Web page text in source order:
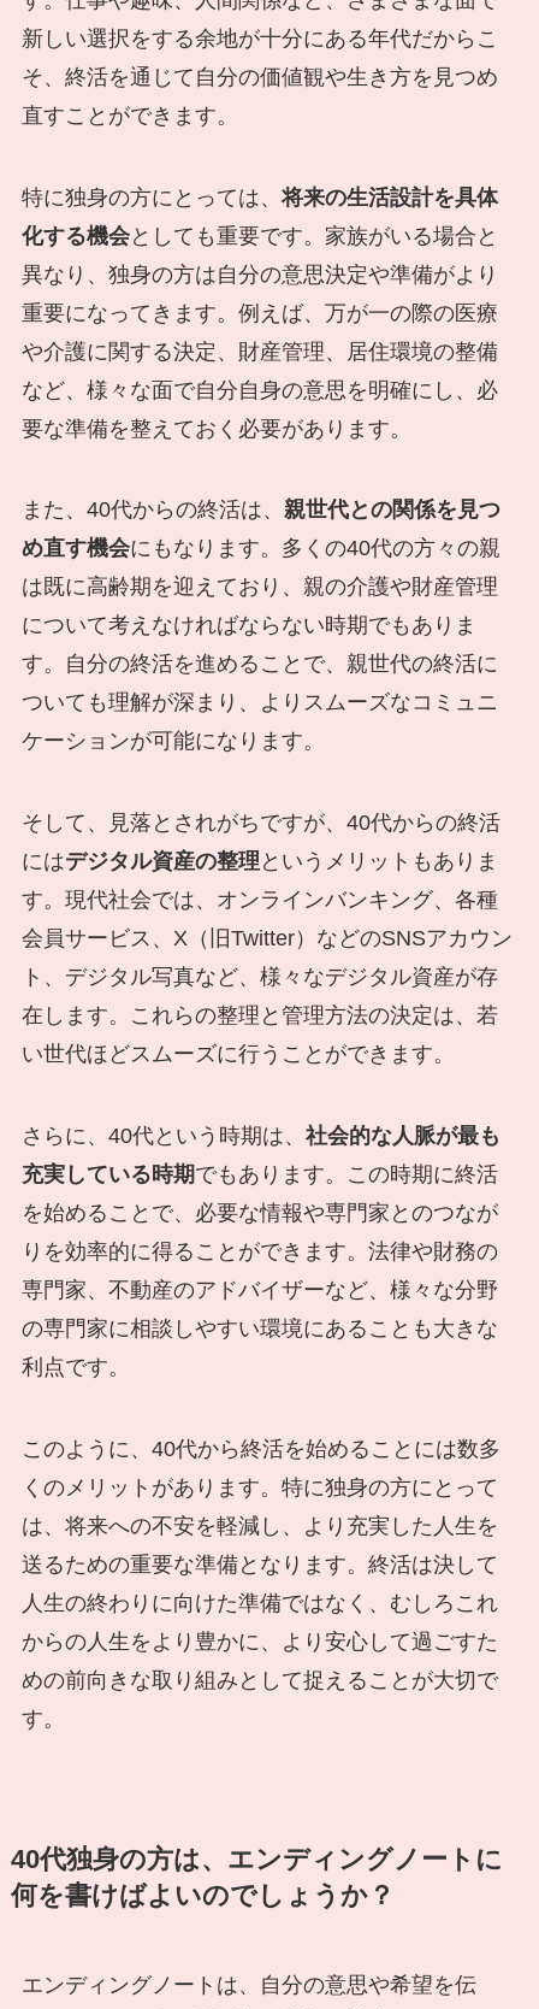
新しい選択をする余地が十分にある年代だからこ
そ、終活を通じて自分の価値観や生き方を見つめ
直すことができます。
特に独身の方にとっては、 将来の生活設計を具体
化する機会としても重要です。家族がいる場合と
異なり、独身の方は自分の意思決定や準備がより
重要になってきます。例えば、万が一の際の医療
や介護に関する決定、財産管理、居住環境の整備
など、様々な面で自分自身の意思を明確にし、必
要な準備を整えておく必要があります。
また、40代からの終活は、 親世代との関係を見つ
め直す機会にもなります。多くの40代の方々の親
は既に高齢期を迎えており、親の介護や財産管理
について考えなければならない時期でもありま
す。自分の終活を進めることで、親世代の終活に
ついても理解が深まり、よりスムーズなコミュニ
ケーションが可能になります。
そして、見落とされがちですが、40代からの終活
にはデジタル資産の整理 というメリットもありま
す。現代社会では、オンラインバンキング、各種
会員サービス、X（旧Twitter）などのSNSアカウン
ト、デジタル写真など、様々なデジタル資産が存
在します。これらの整理と管理方法の決定は、若
い世代ほどスムーズに行うことができます。
さらに、40代という時期は、 社会的な人脈が最も
充実している時期でもあります。この時期に終活
を始めることで、必要な情報や専門家とのつなが
りを効率的に得ることができます。法律や財務の
専門家、不動産のアドバイザーなど、様々な分野
の専門家に相談しやすい環境にあることも大きな
利点です。
このように、40代から終活を始めることには数多
くのメリットがあります。特に独身の方にとって
は、将来への不安を軽減し、より充実した人生を
送るための重要な準備となります。終活は決して
人生の終わりに向けた準備ではなく、むしろこれ
からの人生をより豊かに、より安心して過ごすた
めの前向きな取り組みとして捉えることが大切で
す。
40代独身の方は、エンディングノートに
何を書けばよいのでしょうか？
エンディングノートは、自分の意思や希望を伝